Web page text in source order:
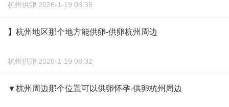
杭州供卵 2026-1-19 08:35
】杭州地区那个地方能供卵-供卵杭州周边
杭州供卵 2026-1-19 08:32
▼杭州周边那个位置可以供卵怀孕-供卵杭州周边